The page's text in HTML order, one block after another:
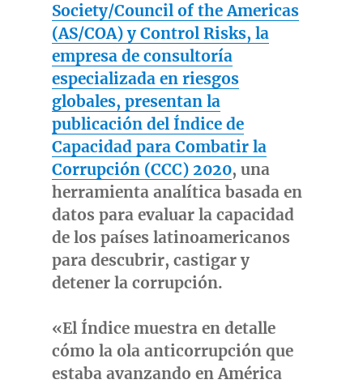
Society/Council of the Americas
(AS/COA) y Control Risks, la
empresa de consultoría
especializada en riesgos
globales, presentan la
publicación del Índice de
Capacidad para Combatir la
Corrupción (CCC) 2020, una
herramienta analítica basada en
datos para evaluar la capacidad
de los países latinoamericanos
para descubrir, castigar y
detener la corrupción.
«El Índice muestra en detalle
cómo la ola anticorrupción que
estaba avanzando en América